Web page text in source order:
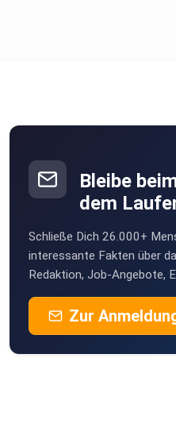
Bleibe
dem
Schließe Dich 26.000+
interessante Fakten über
Redaktion, Job-Angebote,
Zur